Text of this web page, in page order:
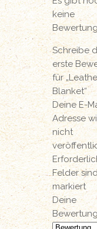
keine
Schreibe
erste
für
Blanket“
Deine E-
Adresse
nicht
Felder
markiert
Deine
Bewertung